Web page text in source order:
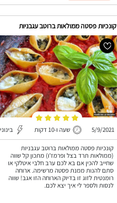
קונכיות פסטה ממולאות ברוטב עגבניות
5/9/2021 שעה ו-10 דקות בינוני
קונכיות פסטה ממולאות ברוטב עגבניות
(ממולאות תרד בצל ופרמז'ו) מתכון קל שווה
שחייב להכין אם בא לכם ערב חלבי איטלקי או
סתם להנות ממנת פסטה מרשימה. ארוחה
רומנטית לזוג זו בדיוק הארוחה הזו אגב! שווה
לנסות ולספר לי איך יצא לכם.